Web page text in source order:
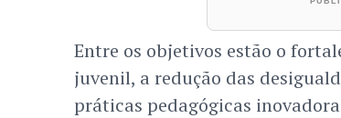
Entre os objetivos estão o
juvenil, a redução das
práticas pedagógicas